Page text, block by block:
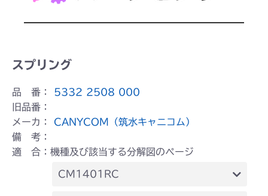
スプリング
品 番：
5332 2508 000
旧品番：
メーカ： CANYCOM（筑水キャニコム）
備 考：
適 合：機種及び該当する分解図のページ
CM1401RC